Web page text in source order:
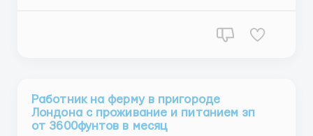
Работник на ферму в пригороде
Лондона с проживание и питанием зп
от 3600фунтов в месяц